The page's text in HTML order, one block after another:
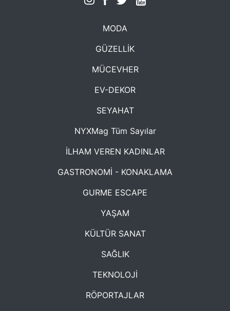
MODA
GÜZELLİK
MÜCEVHER
EV-DEKOR
SEYAHAT
NYXMag Tüm Sayılar
İLHAM VEREN KADINLAR
GASTRONOMİ - KONAKLAMA
GURME ESCAPE
YAŞAM
KÜLTÜR SANAT
SAĞLIK
TEKNOLOJİ
RÖPORTAJLAR